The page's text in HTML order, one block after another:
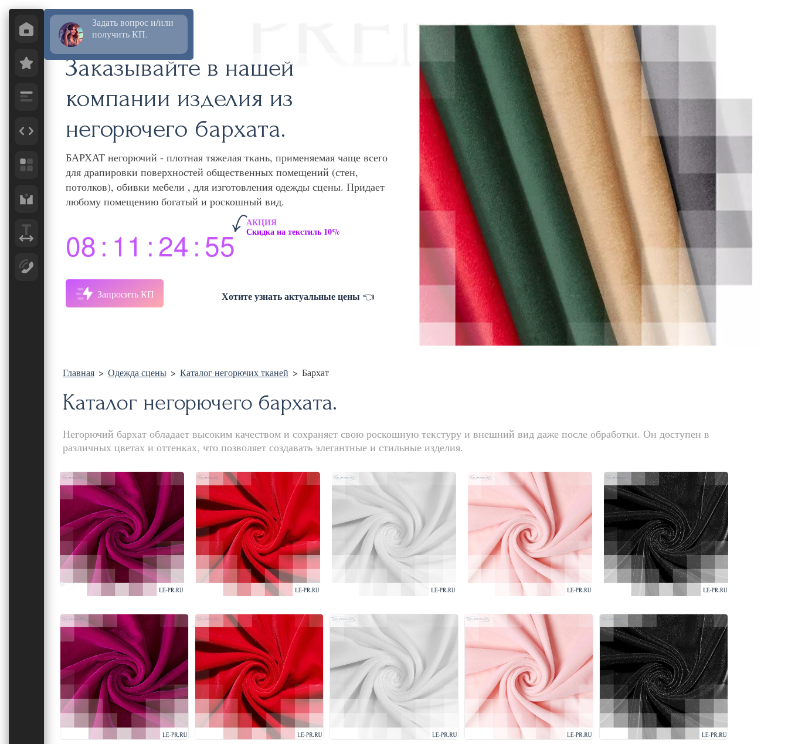
Задать вопрос и/или
получить КП.
Заказывайте в нашей
компании изделия из
негорючего бархата.
БАРХАТ негорючий - плотная тяжелая ткань, применяемая чаще всего
для драпировки поверхностей общественных помещений (стен,
потолков), обивки мебели , для изготовления одежды сцены. Придает
любому помещению богатый и роскошный вид.
АКЦИЯ
Скидка на текстиль 10%
08: 11: 24: 53
Запросить КП Хотите узнать актуальные цены 👈
Главная > Одежда сцены > Каталог негорючих тканей > Бархат
Каталог негорючего бархата.
Негорючий бархат обладает высоким качеством и сохраняет свою роскошную текстуру и внешний вид даже после обработки. Он доступен в
различных цветах и оттенках, что позволяет создавать элегантные и стильные изделия.